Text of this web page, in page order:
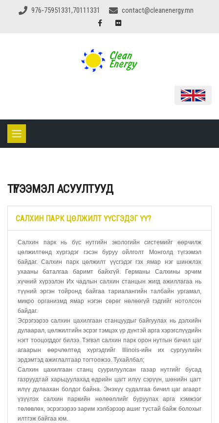
976-75951331,70111331 contact@cleanenergy.mn
ТҮГЭЭМЭЛ АСУУЛТУУД
САЛХИН ПАРК ЦӨЛЖИЛТ ҮҮСГЭДЭГ ҮҮ?
Салхин парк нь бүс нутгийн экологийн системийг өөрчилж
цөлжилтөнд хүргэдэг гэсэн буруу ойлголт Монголд түгээмэл
байдаг. Салхин парк цөлжилт үүсгэдэг гэх ямар нэг шинжлэх
ухааны баталгаа баримт байхгүй. Германы Салхины эрчим
хүчний хүрээлэн Их чадлын салхин станцын жигд ажиллагаа нь
түүний эргэн тойронд байгаа тариалангийн талбайн ургамал,
микро организмд ямар нэгэн сөрөг нөлөөгүй гэдгийг нотолсон
байдаг.
Эсрэгээрээ салхин цахилгаан станцуудыг байгуулах нь дэлхийн
дулаарал, цөлжилтийн эсрэг тэмцэх үр дүнтэй арга хэрэгслүүдийн
нэгт тооцогддог билээ. Тэгвэл салхин парк орон нутгын бичил цаг
агаарын өөрчлөлтөд хүргэдгийг Illinois-ийн их сургуулийн
эрдэмтэд ажиглалтаар тогтоожээ. Тухайлбал;
Салхин цахилгаан станц суурилуулсан газар нутгийг бусад
газруудтай харьцуулахад өдрийн цагт илүү сэрүүн, шөнийн цагт
илүү дулаахан болдог байна. Энэхүү судалгаа бичил цаг агаарт
үзүүлэх салхин паркийн нөлөөллийг буруулах арга хэмжээг
төлөвлөх, эсрэгээрээ зарим хэлбэрээр ашиг тустай байж болохыг
илтгэж байгаа юм.